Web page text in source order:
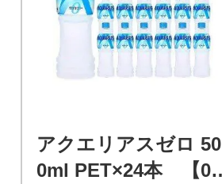
アクエリアスゼロ 50
0ml PET×24本 【04